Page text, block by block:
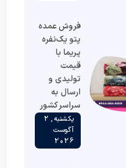
فروش عمده
پتو یک‌نفره
پریما با
قیمت
تولیدی و
ارسال به
سراسر کشور
یکشنبه , 2
آگوست
2026